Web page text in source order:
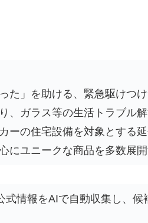
た」を助ける、緊急駆けつ
、ガラス等の生活トラブル
ーの住宅設備を対象とする
にユニークな商品を多数展
式情報をAIで自動収集し、